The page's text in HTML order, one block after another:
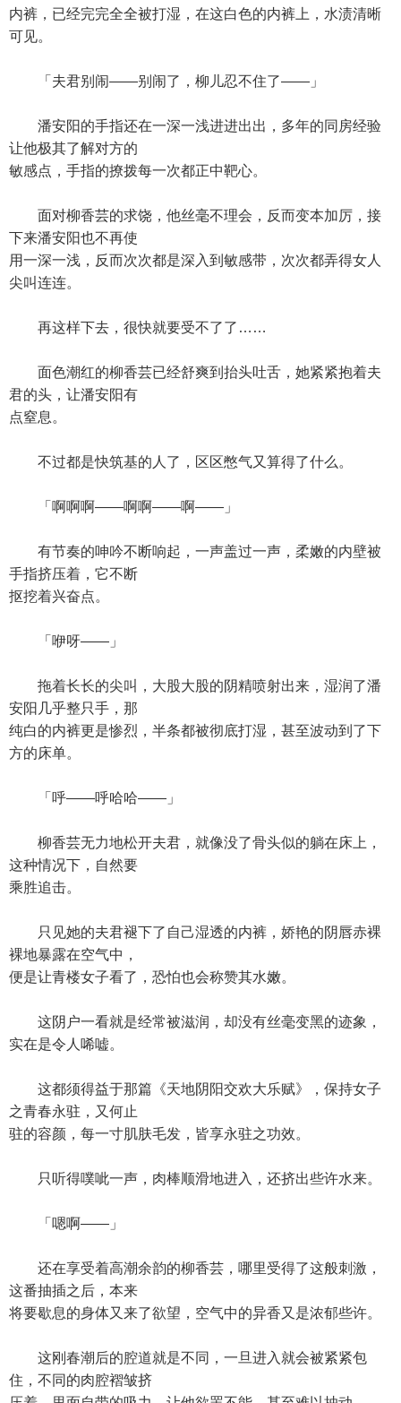
内裤，已经完完全全被打湿，在这白色的内裤上，水渍清晰
可见。
「夫君别闹——别闹了，柳儿忍不住了——」
潘安阳的手指还在一深一浅进进出出，多年的同房经验
让他极其了解对方的
敏感点，手指的撩拨每一次都正中靶心。
面对柳香芸的求饶，他丝毫不理会，反而变本加厉，接
下来潘安阳也不再使
用一深一浅，反而次次都是深入到敏感带，次次都弄得女人
尖叫连连。
再这样下去，很快就要受不了了……
面色潮红的柳香芸已经舒爽到抬头吐舌，她紧紧抱着夫
君的头，让潘安阳有
点窒息。
不过都是快筑基的人了，区区憋气又算得了什么。
「啊啊啊——啊啊——啊——」
有节奏的呻吟不断响起，一声盖过一声，柔嫩的内壁被
手指挤压着，它不断
抠挖着兴奋点。
「咿呀——」
拖着长长的尖叫，大股大股的阴精喷射出来，湿润了潘
安阳几乎整只手，那
纯白的内裤更是惨烈，半条都被彻底打湿，甚至波动到了下
方的床单。
「呼——呼哈哈——」
柳香芸无力地松开夫君，就像没了骨头似的躺在床上，
这种情况下，自然要
乘胜追击。
只见她的夫君褪下了自己湿透的内裤，娇艳的阴唇赤裸
裸地暴露在空气中，
便是让青楼女子看了，恐怕也会称赞其水嫩。
这阴户一看就是经常被滋润，却没有丝毫变黑的迹象，
实在是令人唏嘘。
这都须得益于那篇《天地阴阳交欢大乐赋》，保持女子
之青春永驻，又何止
驻的容颜，每一寸肌肤毛发，皆享永驻之功效。
只听得噗呲一声，肉棒顺滑地进入，还挤出些许水来。
「嗯啊——」
还在享受着高潮余韵的柳香芸，哪里受得了这般刺激，
这番抽插之后，本来
将要歇息的身体又来了欲望，空气中的异香又是浓郁些许。
这刚春潮后的腔道就是不同，一旦进入就会被紧紧包
住，不同的肉腔褶皱挤